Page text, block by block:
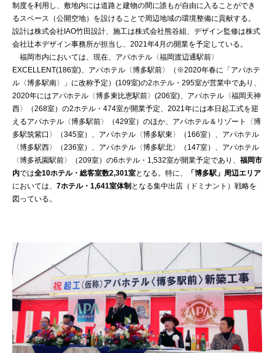
制度を利用し、敷地内には道路と建物の間に誰もが自由に入ることができ
るスペース（公開空地）を設けることで周辺地域の環境整備に貢献する。
設計は株式会社IAO竹田設計、施工は株式会社熊谷組、デザイン監修は株式
会社辻本デザイン事務所が担当し、2021年4月の開業を予定している。
福岡市内においては、現在、アパホテル〈福岡渡辺通駅前〉
EXCELLENT(186室)、アパホテル〈博多駅前〉（※2020年春に「アパホテ
ル〈博多駅南〉」に改称予定）(109室)の2ホテル・295室が営業中であり、
2020年にはアパホテル〈博多東比恵駅前〉(206室)、アパホテル〈福岡天神
西〉（268室）の2ホテル・474室が開業予定、2021年には本日起工式を迎
えるアパホテル〈博多駅前〉（429室）のほか、アパホテル＆リゾート〈博
多駅筑紫口〉（345室）、アパホテル〈博多駅東〉（166室）、アパホテル
〈博多駅西〉（236室）、アパホテル〈博多駅北〉（147室）、アパホテル
〈博多祇園駅前〉（209室）の6ホテル・1,532室が開業予定であり、 福岡市
内では全10ホテル・総客室数2,301室となる。特に、
「博多駅」周辺エリア
においては、 7ホテル・1,641室体制 となる集中出店（ドミナント）戦略を
図っている。